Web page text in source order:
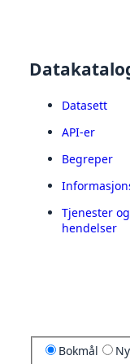
Datasett
API-er
Begreper
Tjenester og
hendelser
Bokmål